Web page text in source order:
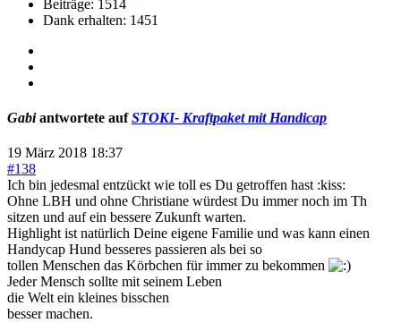
Beiträge: 1514
Dank erhalten: 1451
Gabiantwortete aufSTOKI- Kraftpaket mit Handicap
19 März 2018 18:37
#138
Ich bin jedesmal entzückt wie toll es Du getroffen hast :kiss:
Ohne LBH und ohne Christiane würdest Du immer noch im Th
sitzen und auf ein bessere Zukunft warten.
Highlight ist natürlich Deine eigene Familie und was kann einen
Handycap Hund besseres passieren als bei so
tollen Menschen das Körbchen für immer zu bekommen
Jeder Mensch sollte mit seinem Leben
die Welt ein kleines bisschen
besser machen.